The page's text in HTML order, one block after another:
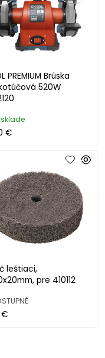
PREMIUM Brúska
520W
€
leštiaci,
pre 410112
€